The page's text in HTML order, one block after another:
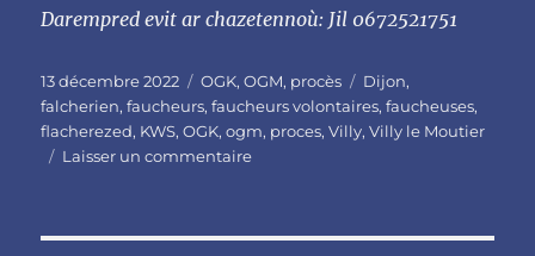
Darempred evit ar chazetennoù: Jil 0672521751
Publié
le
13 décembre 2022 Catégories
OGK,OGM, procès Étiquettes
Dijon,
falcherien,faucheurs,faucheurs volontaires,faucheuses,
flacherezed, KWS,OGK,ogm, proces,Villy,Villy le Moutier
Laisser un commentairesur